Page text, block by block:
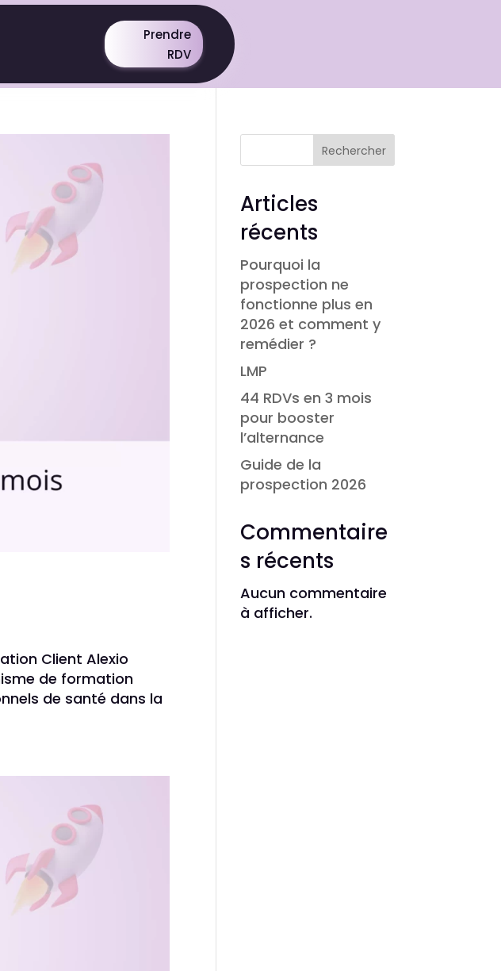
Prendre
RDV
Client Alexio
de formation
de santé dans la
Rechercher
Articles
récents
Pourquoi la
prospection ne
fonctionne plus en
2026 et comment y
remédier ?
LMP
44 RDVs en 3 mois
pour booster
l’alternance
Guide de la
prospection 2026
Commentaire
s récents
Aucun commentaire
à afficher.